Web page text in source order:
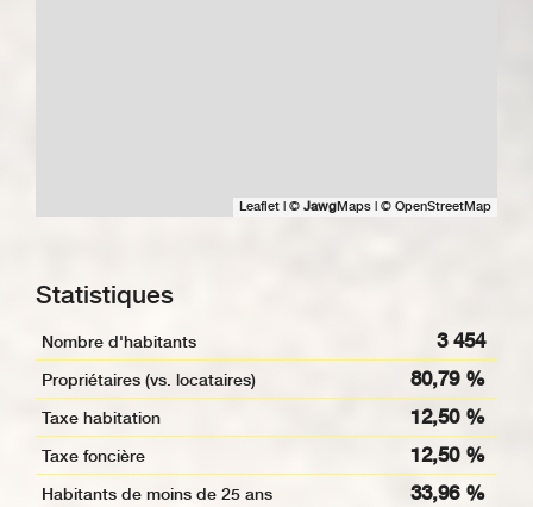
Leaflet © JawgMaps © OpenStreetMap
Statistiques
Nombre d'habitants 3 454
Propriétaires (vs. locataires) 80,79 %
Taxe habitation 12,50 %
Taxe foncière 12,50 %
Habitants de moins de 25 ans 33,96 %